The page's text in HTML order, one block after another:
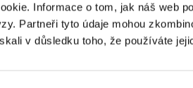
Informace o tom, jak náš web
Partneři tyto údaje mohou
v důsledku toho, že používáte